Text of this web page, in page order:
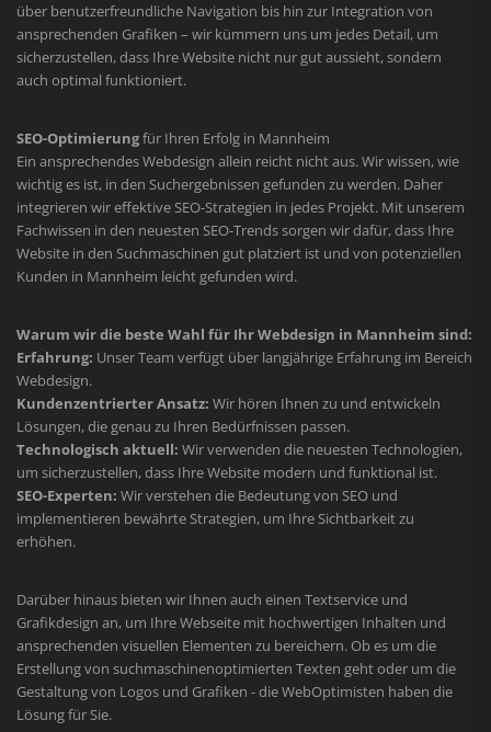
über benutzerfreundliche Navigation bis hin zur Integration von
ansprechenden Grafiken – wir kümmern uns um jedes Detail, um
sicherzustellen, dass Ihre Website nicht nur gut aussieht, sondern
auch optimal funktioniert.
SEO-Optimierungfür Ihren Erfolg in Mannheim
Ein ansprechendes Webdesign allein reicht nicht aus. Wir wissen, wie
wichtig es ist, in den Suchergebnissen gefunden zu werden. Daher
integrieren wir effektive SEO-Strategien in jedes Projekt. Mit unserem
Fachwissen in den neuesten SEO-Trends sorgen wir dafür, dass Ihre
Website in den Suchmaschinen gut platziert ist und von potenziellen
Kunden in Mannheim leicht gefunden wird.
Warum wir die beste Wahl für Ihr Webdesign in Mannheim sind:
Erfahrung: Unser Team verfügt über langjährige Erfahrung im Bereich
Webdesign.
Kundenzentrierter Ansatz: Wir hören Ihnen zu und entwickeln
Lösungen, die genau zu Ihren Bedürfnissen passen.
Technologisch aktuell: Wir verwenden die neuesten Technologien,
um sicherzustellen, dass Ihre Website modern und funktional ist.
SEO-Experten: Wir verstehen die Bedeutung von SEO und
implementieren bewährte Strategien, um Ihre Sichtbarkeit zu
erhöhen.
Darüber hinaus bieten wir Ihnen auch einen Textservice und
Grafikdesign an, um Ihre Webseite mit hochwertigen Inhalten und
ansprechenden visuellen Elementen zu bereichern. Ob es um die
Erstellung von suchmaschinenoptimierten Texten geht oder um die
Gestaltung von Logos und Grafiken - die WebOptimisten haben die
Lösung für Sie.